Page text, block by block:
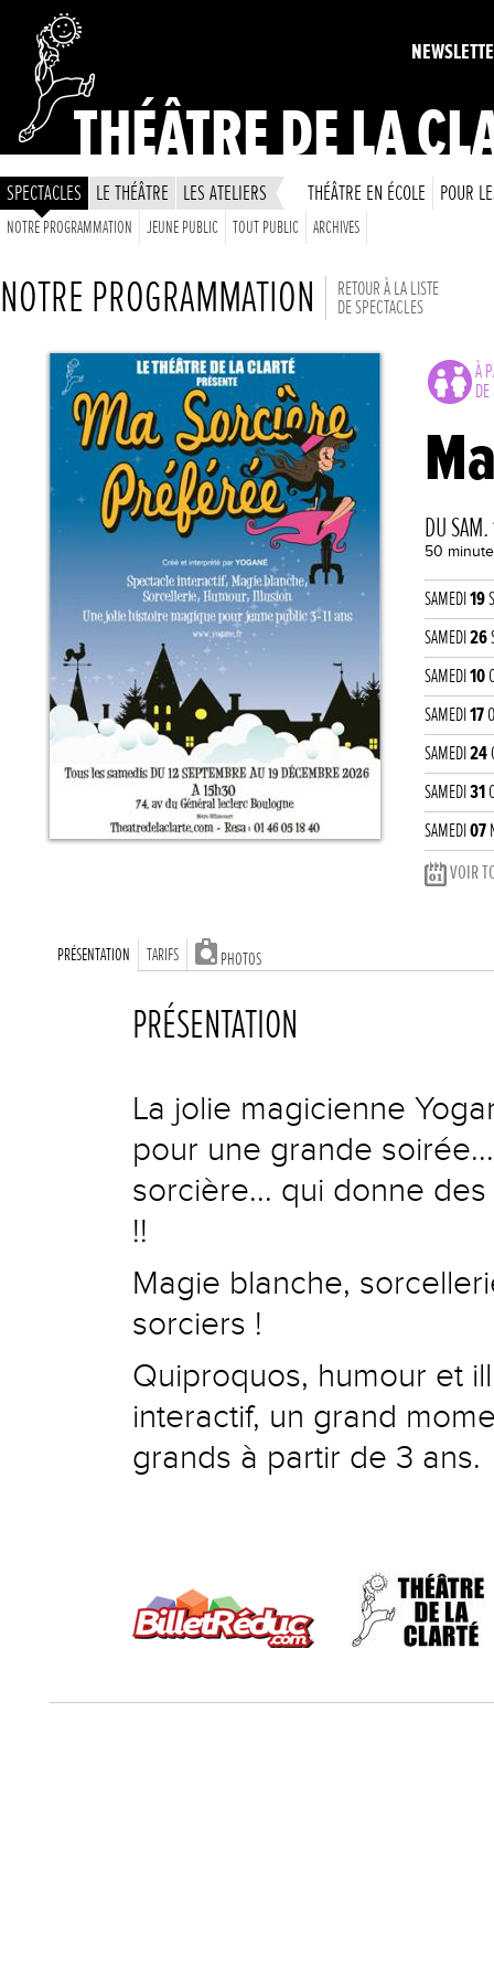
THÉÂTRE DE LA
SPECTACLES
NOTRE PROGRAMMATION JEUNE PUBLIC TOUT PUBLIC ARCHIVES
LE THÉÂTRE LES ATELIERS THÉÂTRE EN ÉCOLE POUR
NOTRE PROGRAMMATION RETOUR À LA LISTE
DE SPECTACLES
À
DU SAM.
50
SAMEDI19
SAMEDI26
SAMEDI10
SAMEDI17
SAMEDI24
SAMEDI31
SAMEDI07
VOIR
PRÉSENTATION TARIFS PHOTOS
PRÉSENTATION
La jolie magicienne
pour une grande
sorcière... qui donne
!!
Magie blanche,
sorciers !
Quiproquos, humour et
interactif, un grand
grands à partir de 3 ans.